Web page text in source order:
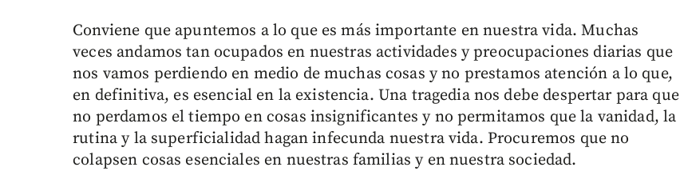
Conviene que apuntemos a lo que es más importante en nuestra vida. Muchas
veces andamos tan ocupados en nuestras actividades y preocupaciones diarias que
nos vamos perdiendo en medio de muchas cosas y no prestamos atención a lo que,
en definitiva, es esencial en la existencia. Una tragedia nos debe despertar para que
no perdamos el tiempo en cosas insignificantes y no permitamos que la vanidad, la
rutina y la superficialidad hagan infecunda nuestra vida. Procuremos que no
colapsen cosas esenciales en nuestras familias y en nuestra sociedad.